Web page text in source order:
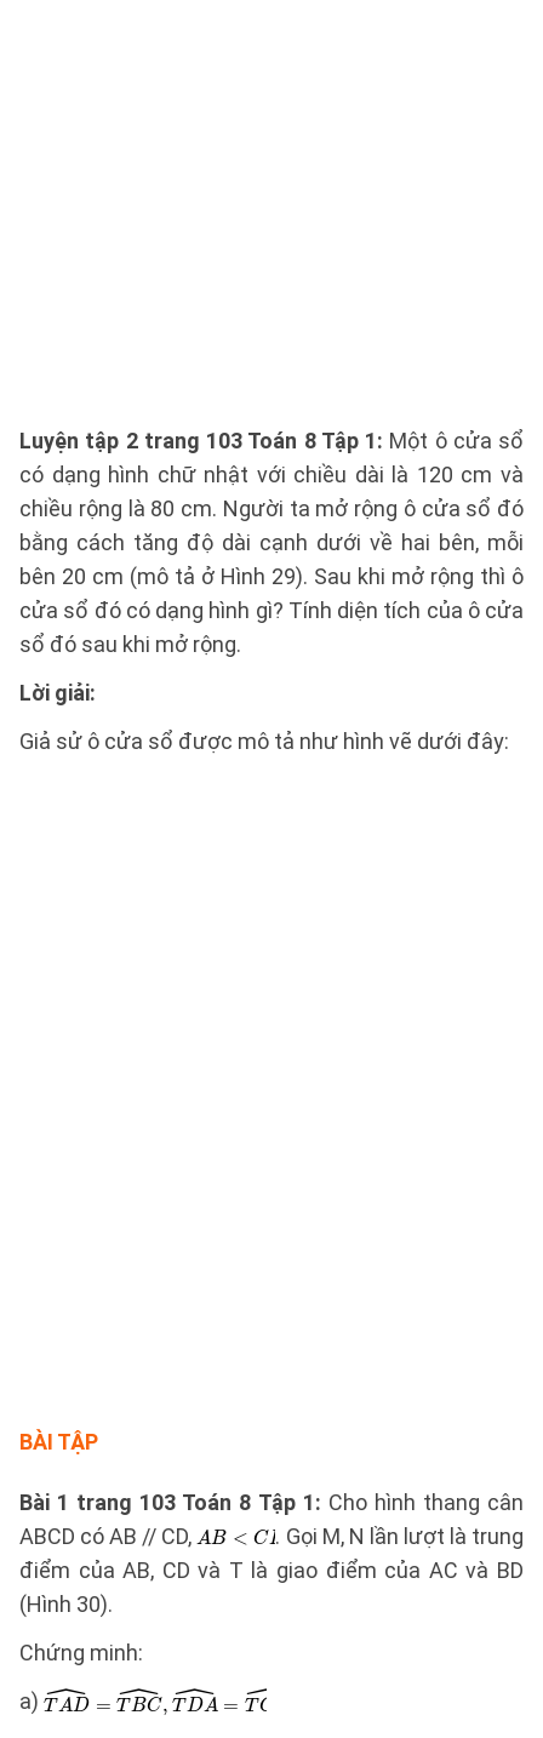
Luyện tập 2 trang 103 Toán 8 Tập 1: Một ô cửa sổ
có dạng hình chữ nhật với chiều dài là 120 cm và
chiều rộng là 80 cm. Người ta mở rộng ô cửa sổ đó
bằng cách tăng độ dài cạnh dưới về hai bên, mỗi
bên 20 cm (mô tả ở Hình 29). Sau khi mở rộng thì ô
cửa sổ đó có dạng hình gì? Tính diện tích của ô cửa
sổ đó sau khi mở rộng.
Lời giải:
Giả sử ô cửa sổ được mô tả như hình vẽ dưới đây:
BÀI TẬP
Bài 1 trang 103 Toán 8 Tập 1: Cho hình thang cân
ABCD có AB // CD,
. Gọi M, N lần lượt là trung
điểm của AB, CD và T là giao điểm của AC và BD
(Hình 30).
Chứng minh:
a)